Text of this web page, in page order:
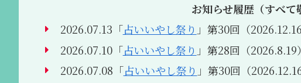
お知らせ履歴（すべて
2026.07.13「占いいやし祭り 」第30回（2026.12.16
2026.07.10「占いいやし祭り 」第28回（2026.8.19）
2026.07.08「占いいやし祭り 」第30回（2026.12.16